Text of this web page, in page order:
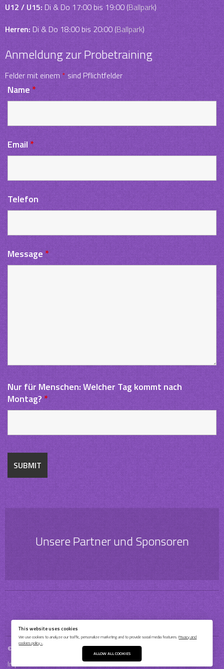
U12 / U15: Di & Do 17:00 bis 19:00 (Ballpark)
Herren:Di & Do 18:00 bis 20:00 (Ballpark)
Anmeldung zur Probetraining
Felder mit einem*sind Pflichtfelder
Name*
Email*
Telefon
Message *
Nur für Menschen: Welcher Tag kommt nach
Montag?*
Unsere Partner und Sponsoren
© 2026 Bochum Barflies Baseball & Softball e.V.
Impressum
This website uses cookies
We use cookies to analyze our traffic, personalize marketing and to provide social media features.Privacy and
cookies policy ›.
ALLOW ALL COOKIES